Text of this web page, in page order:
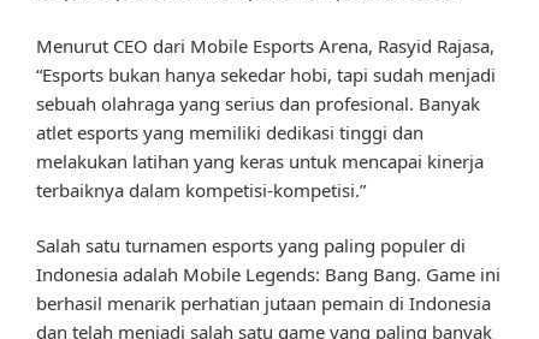
Menurut CEO dari Mobile Esports Arena, Rasyid Rajasa,
“Esports bukan hanya sekedar hobi, tapi sudah menjadi
sebuah olahraga yang serius dan profesional. Banyak
atlet esports yang memiliki dedikasi tinggi dan
melakukan latihan yang keras untuk mencapai kinerja
terbaiknya dalam kompetisi-kompetisi.”
Salah satu turnamen esports yang paling populer di
Indonesia adalah Mobile Legends: Bang Bang. Game ini
berhasil menarik perhatian jutaan pemain di Indonesia
dan telah menjadi salah satu game yang paling banyak